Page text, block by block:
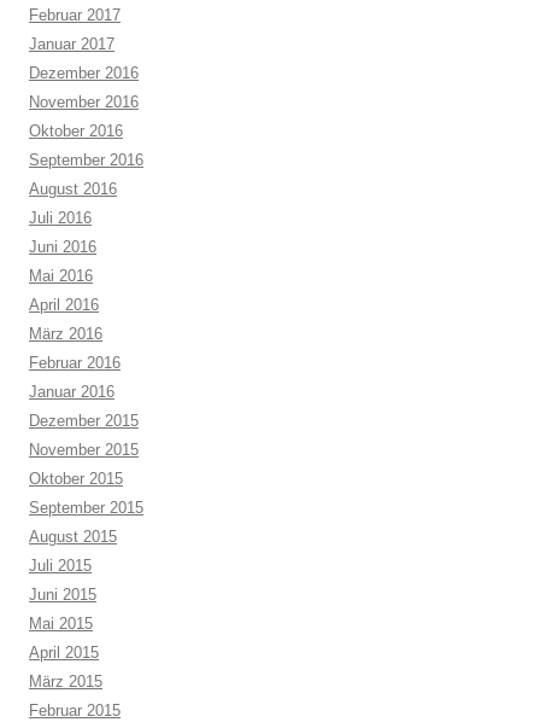
Februar 2017
Januar 2017
Dezember 2016
November 2016
Oktober 2016
September 2016
August 2016
Juli 2016
Juni 2016
Mai 2016
April 2016
März 2016
Februar 2016
Januar 2016
Dezember 2015
November 2015
Oktober 2015
September 2015
August 2015
Juli 2015
Juni 2015
Mai 2015
April 2015
März 2015
Februar 2015